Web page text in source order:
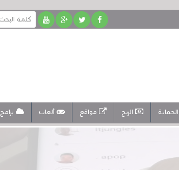
الحماية الربح مواقع ألعاب برامج